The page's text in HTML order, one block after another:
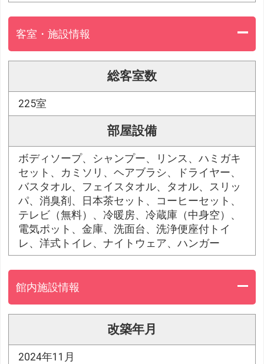
客室・施設情報
総客室数
225室
部屋設備
ボディソープ、シャンプー、リンス、ハミガキ
セット、カミソリ、ヘアブラシ、ドライヤー、
バスタオル、フェイスタオル、タオル、スリッ
パ、消臭剤、日本茶セット、コーヒーセット、
テレビ（無料）、冷暖房、冷蔵庫（中身空）、
電気ポット、金庫、洗面台、洗浄便座付トイ
レ、洋式トイレ、ナイトウェア、ハンガー
館内施設情報
改築年月
2024年11月